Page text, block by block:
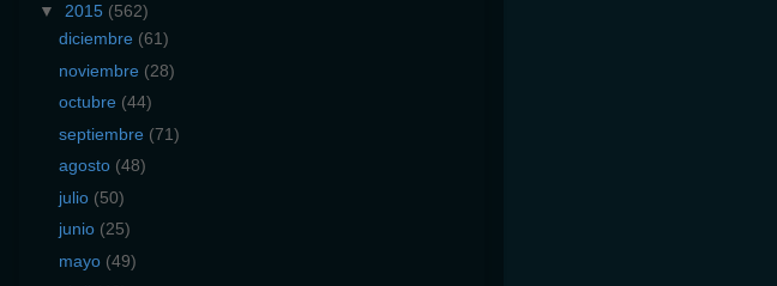
▼ 2015 (562)
diciembre (61)
noviembre (28)
octubre (44)
septiembre (71)
agosto (48)
julio (50)
junio (25)
mayo (49)